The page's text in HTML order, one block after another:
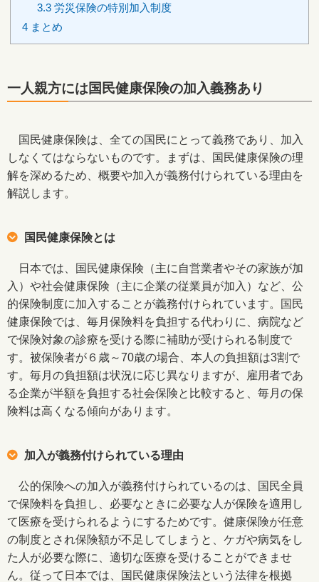
3.3 労災保険の特別加入制度
4 まとめ
一人親方には国民健康保険の加入義務あり
国民健康保険は、全ての国民にとって義務であり、加入
しなくてはならないものです。まずは、国民健康保険の理
解を深めるため、概要や加入が義務付けられている理由を
解説します。
国民健康保険とは
日本では、国民健康保険（主に自営業者やその家族が加
入）や社会健康保険（主に企業の従業員が加入）など、公
的保険制度に加入することが義務付けられています。国民
健康保険では、毎月保険料を負担する代わりに、病院など
で保険対象の診療を受ける際に補助が受けられる制度で
す。被保険者が６歳～70歳の場合、本人の負担額は3割で
す。毎月の負担額は状況に応じ異なりますが、雇用者であ
る企業が半額を負担する社会保険と比較すると、毎月の保
険料は高くなる傾向があります。
加入が義務付けられている理由
公的保険への加入が義務付けられているのは、国民全員
で保険料を負担し、必要なときに必要な人が保険を適用し
て医療を受けられるようにするためです。健康保険が任意
の制度とされ保険額が不足してしまうと、ケガや病気をし
た人が必要な際に、適切な医療を受けることができませ
ん。従って日本では、国民健康保険法という法律を根拠